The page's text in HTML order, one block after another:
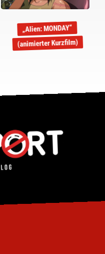
„Alien: MONDAY“
(animierter Kurzfilm)